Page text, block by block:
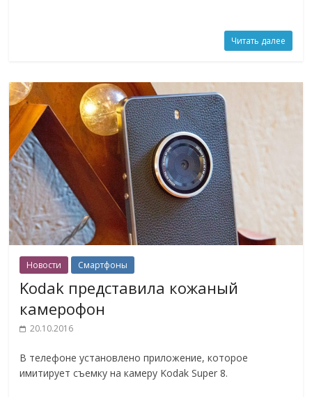
Читать далее
Новости Смартфоны
Kodak представила кожаный
камерофон
20.10.2016
В телефоне установлено приложение, которое
имитирует съемку на камеру Kodak Super 8.